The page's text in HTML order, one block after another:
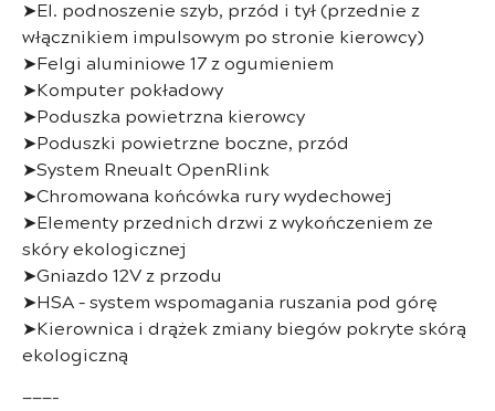
➤El. podnoszenie szyb, przód i tył (przednie z
włącznikiem impulsowym po stronie kierowcy)
➤Felgi aluminiowe 17 z ogumieniem
➤Komputer pokładowy
➤Poduszka powietrzna kierowcy
➤Poduszki powietrzne boczne, przód
➤System Rneualt OpenRlink
➤Chromowana końcówka rury wydechowej
➤Elementy przednich drzwi z wykończeniem ze
skóry ekologicznej
➤Gniazdo 12V z przodu
➤HSA – system wspomagania ruszania pod górę
➤Kierownica i drążek zmiany biegów pokryte skórą
ekologiczną
———-